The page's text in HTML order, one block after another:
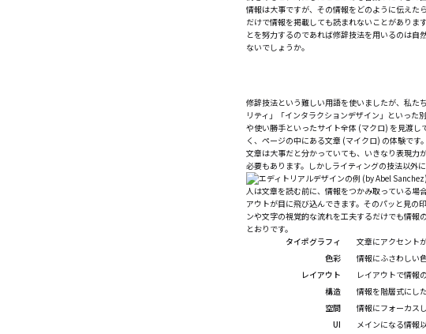
情報は大事ですが、その情報をどのように伝えた
だけで情報を掲載しても読まれないことがありま
とを努力するのであれば修辞技法を用いるのは
ないでしょうか。
修辞技法という難しい用語を使いましたが、私た
リティ」「インタラクションデザイン」といった
や使い勝手といったサイト全体 (マクロ) を見渡
く、ページの中にある文章 (マイクロ) の体験です。
文章は大事だと分かっていても、いきなり表現力
必要もあります。しかしライティングの技法以外
人は文章を読む前に、情報をつかみ取っている場
アウトが目に飛び込んできます。そのパッと見の
ンや文字の視覚的な流れを工夫するだけでも情報
とおりです。
タイポグラフィ
文章にアクセント
色彩
情報にふさわしい
レイアウト
レイアウトで情報
構造
情報を階層式にし
空間
情報にフォーカス
UI
メインになる情報